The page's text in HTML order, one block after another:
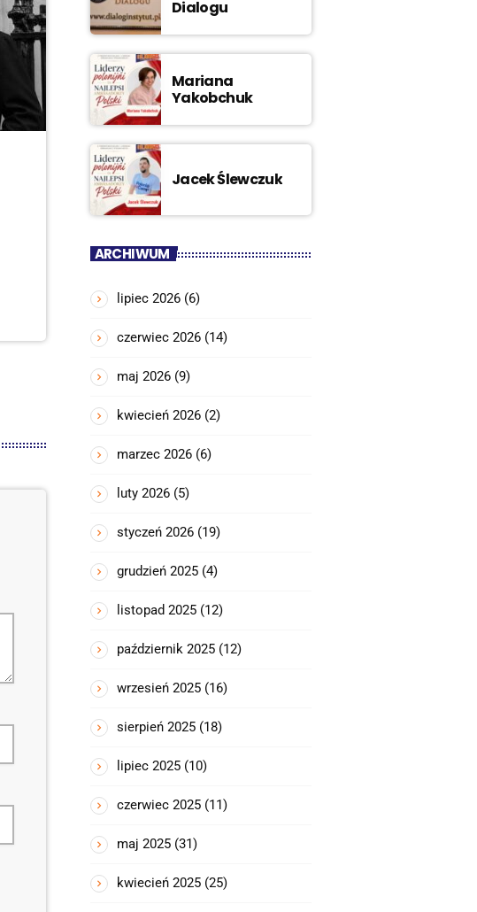
Dialogu
Mariana
Yakobchuk
Jacek Ślewczuk
ARCHIWUM
lipiec 2026 (6)
czerwiec 2026 (14)
maj 2026 (9)
kwiecień 2026 (2)
marzec 2026 (6)
luty 2026 (5)
styczeń 2026 (19)
grudzień 2025 (4)
listopad 2025 (12)
październik 2025 (12)
wrzesień 2025 (16)
sierpień 2025 (18)
lipiec 2025 (10)
czerwiec 2025 (11)
maj 2025 (31)
kwiecień 2025 (25)